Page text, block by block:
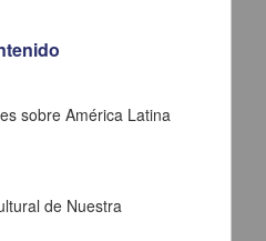
sobre América Latina
de Nuestra